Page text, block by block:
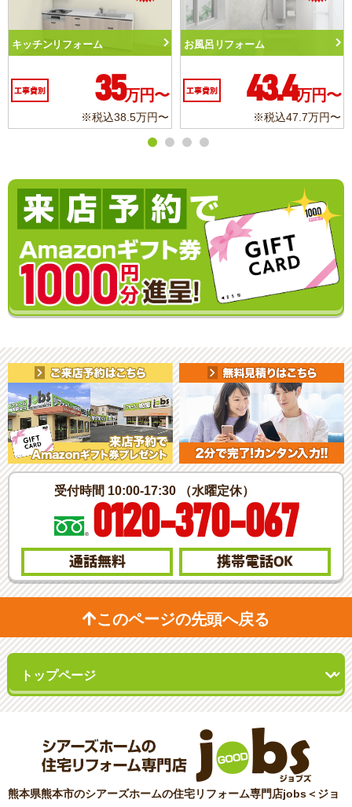
リフォーム
35 万円〜
※税込38.5万円〜
お風呂リフォーム
工事費別 43.4万円〜
※税込47.7万円〜
トイレ
工事費別
受付時間 10:00-17:30 （水曜定休）
0120-370-067
通話無料 携帯電話OK
このページの先頭へ戻る
熊本県熊本市のシアーズホームの住宅リフォーム専門店jobs＜ジョ